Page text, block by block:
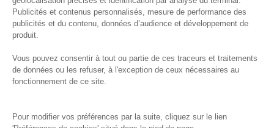
Pharmacie en ligne autorisée à vendre des médicaments depuis le 17 avril 2013
Tous droits réservés